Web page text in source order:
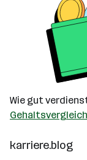
Wie gut
Gehaltsvergleich
karriere.blog